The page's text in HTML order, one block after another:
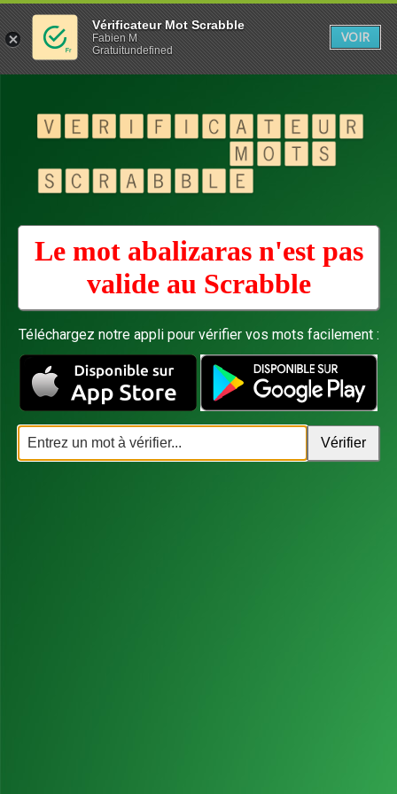
Le mot abalizaras n'est pas
valide au Scrabble
Téléchargez notre appli pour vérifier vos mots facilement :
Vérificateur Mot Scrabble
Fabien M
Gratuitundefined
VOIR